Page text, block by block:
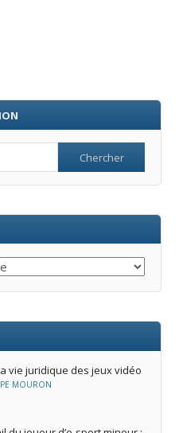
vie juridique des jeux vidéo
MOURON